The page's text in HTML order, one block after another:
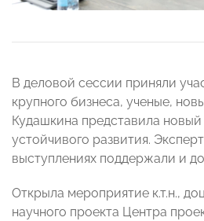
В деловой сессии приняли
крупного бизнеса, ученые,
Кудашкина представила
устойчивого развития.
выступлениях поддержали и
Открыла мероприятие к.т.н.,
научного проекта Центра